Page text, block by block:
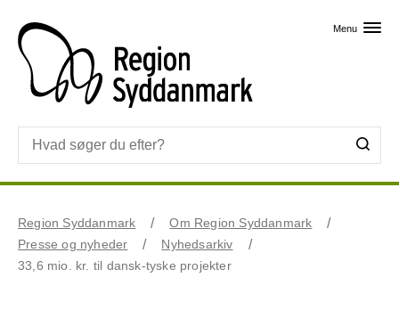
Menu
Region Syddanmark
Om Region Syddanmark
Presse og nyheder
Nyhedsarkiv
33,6 mio. kr. til dansk-tyske projekter